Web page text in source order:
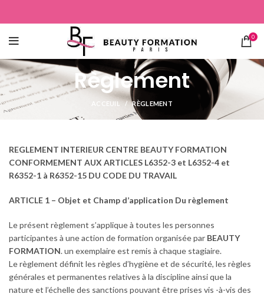
0
Règlement
ACCEUIL RÈGLEMENT
REGLEMENT INTERIEUR CENTRE BEAUTY FORMATION
CONFORMEMENT AUX ARTICLES L6352-3 et L6352-4 et
R6352-1 à R6352-15 DU CODE DU TRAVAIL
ARTICLE 1 – Objet et Champ d’application Du règlement
Le présent règlement s’applique à toutes les personnes
participantes à une action de formation organisée par BEAUTY
FORMATION. un exemplaire est remis à chaque stagiaire.
Le règlement définit les règles d’hygiène et de sécurité, les règles
générales et permanentes relatives à la discipline ainsi que la
nature et l’échelle des sanctions pouvant être prises vis -à-vis des